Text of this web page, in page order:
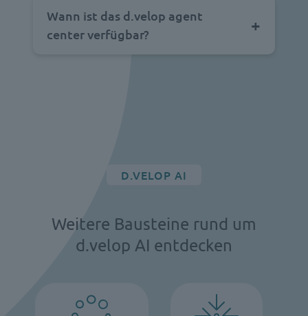
Wann ist das d.velop agent
center verfügbar?
D.VELOP AI
Weitere Bausteine rund um
d.velop AI entdecken